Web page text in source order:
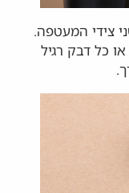
צידי המעטפה.
כל דבק רגיל